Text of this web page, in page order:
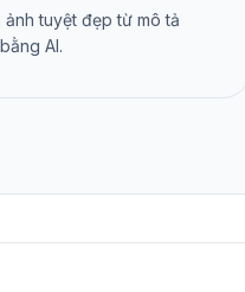
ảnh tuyệt đẹp từ mô tả
AI.